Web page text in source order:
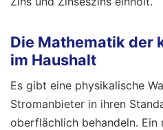
Die Mathematik der
im Haushalt
Es gibt eine physikalische
Stromanbieter in ihren
oberflächlich behandeln. Ein